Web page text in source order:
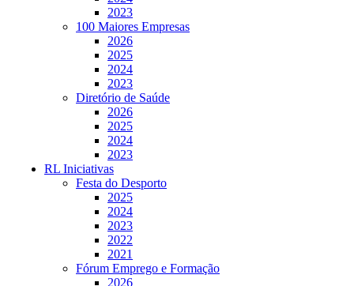
2023
100 Maiores Empresas
2026
2025
2024
2023
Diretório de Saúde
2026
2025
2024
2023
RL Iniciativas
Festa do Desporto
2025
2024
2023
2022
2021
Fórum Emprego e Formação
2026